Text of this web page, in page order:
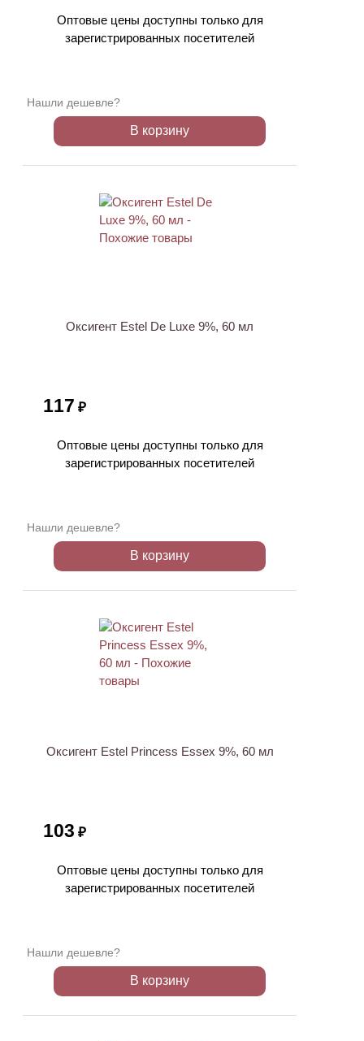
Оптовые цены доступны только для
зарегистрированных посетителей
Нашли дешевле?
В корзину
Оксигент Estel De Luxe 9%, 60 мл
117 ₽
Оптовые цены доступны только для
зарегистрированных посетителей
Нашли дешевле?
В корзину
Оксигент Estel Princess Essex 9%, 60 мл
103 ₽
Оптовые цены доступны только для
зарегистрированных посетителей
Нашли дешевле?
В корзину